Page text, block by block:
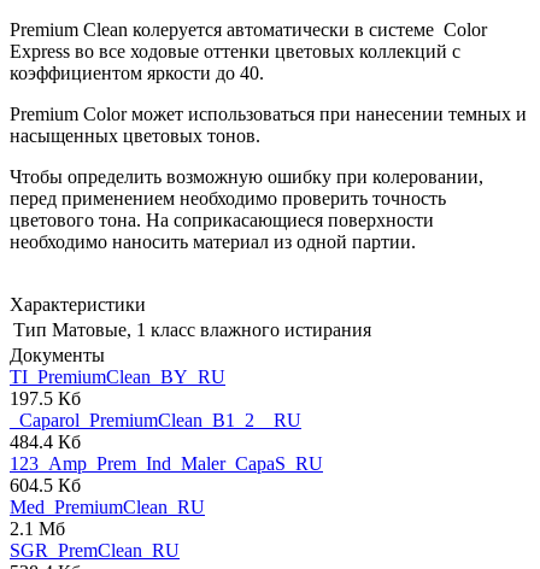
Premium Clean колеруется автоматически в системе Color
Express во все ходовые оттенки цветовых коллекций с
коэффициентом яркости до 40.
Premium Color может использоваться при нанесении темных и
насыщенных цветовых тонов.
Чтобы определить возможную ошибку при колеровании,
перед применением необходимо проверить точность
цветового тона. На соприкасающиеся поверхности
необходимо наносить материал из одной партии.
Характеристики
Тип Матовые, 1 класс влажного истирания
Документы
TI_PremiumClean_BY_RU
197.5 Кб
_Caparol_PremiumClean_B1_2__RU
484.4 Кб
123_Amp_Prem_Ind_Maler_CapaS_RU
604.5 Кб
Med_PremiumClean_RU
2.1 Мб
SGR_PremClean_RU